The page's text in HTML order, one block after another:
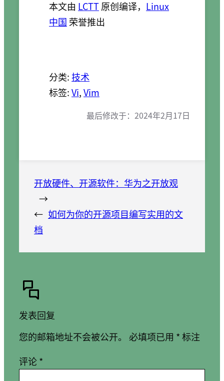
本文由 LCTT原创编译， Linux
中国 荣誉推出
分类:技术
标签:Vi, Vim
最后修改于： 2024年2月17日
开放硬件、开源软件：华为之开放观
→
← 如何为你的开源项目编写实用的文
档
发表回复
您的邮箱地址不会被公开。
必填项已用 *标注
评论*